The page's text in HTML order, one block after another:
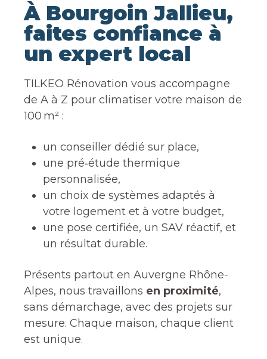
À Bourgoin Jallieu,
faites confiance à
un expert local
TILKEO Rénovation vous accompagne
de A à Z pour climatiser votre maison de
100 m² :
un conseiller dédié sur place,
une pré‑étude thermique
personnalisée,
un choix de systèmes adaptés à
votre logement et à votre budget,
une pose certifiée, un SAV réactif, et
un résultat durable.
Présents partout en Auvergne Rhône-
Alpes, nous travaillons en proximité,
sans démarchage, avec des projets sur
mesure. Chaque maison, chaque client
est unique.